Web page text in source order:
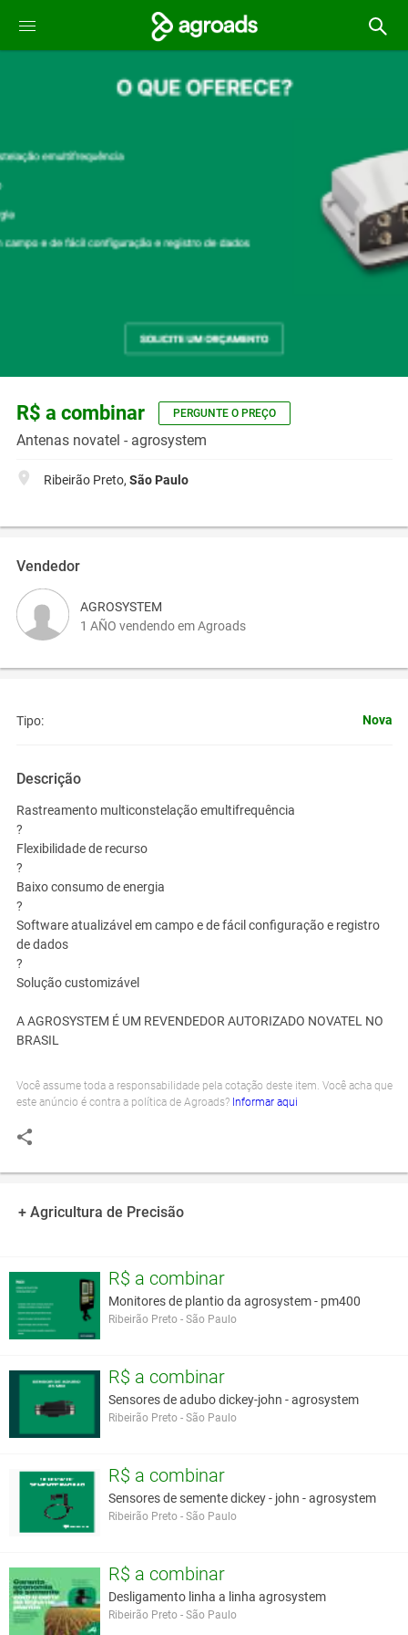
R$ a combinar PERGUNTE O PREÇO
Antenas novatel - agrosystem
Ribeirão Preto, São Paulo
Vendedor
AGROSYSTEM
1 AÑO vendendo em Agroads
Tipo: Nova
Descrição
Rastreamento multiconstelação emultifrequência
?
Flexibilidade de recurso
?
Baixo consumo de energia
?
Software atualizável em campo e de fácil configuração e registro
de dados
?
Solução customizável
A AGROSYSTEM É UM REVENDEDOR AUTORIZADO NOVATEL NO
BRASIL
Você assume toda a responsabilidade pela cotação deste item. Você acha que
este anúncio é contra a política de Agroads? Informar aqui
+ Agricultura de Precisão
R$ a combinar
Monitores de plantio da agrosystem - pm400
Ribeirão Preto - São Paulo
R$ a combinar
Sensores de adubo dickey-john - agrosystem
Ribeirão Preto - São Paulo
R$ a combinar
Sensores de semente dickey - john - agrosystem
Ribeirão Preto - São Paulo
R$ a combinar
Desligamento linha a linha agrosystem
Ribeirão Preto - São Paulo